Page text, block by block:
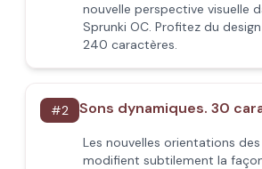
nouvelle perspective visuelle
Sprunki OC. Profitez du
240 caractères.
#2 Sons dynamiques. 30
Les nouvelles orientations
modifient subtilement la